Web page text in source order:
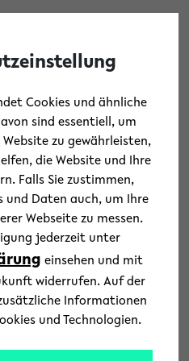
On
the
Cookies und ähnliche
sind essentiell, um
zu gewährleisten,
die Website und Ihre
Falls Sie zustimmen,
und Daten auch, um Ihre
Webseite zu messen.
jederzeit unter
einsehen und mit
widerrufen. Auf der
Informationen
und Technologien.